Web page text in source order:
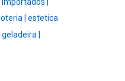
loteria | estetica
geladeira |